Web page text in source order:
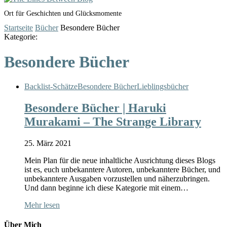
Ort für Geschichten und Glücksmomente
Startseite Bücher Besondere Bücher
Kategorie:
Besondere Bücher
Backlist-SchätzeBesondere BücherLieblingsbücher
Besondere Bücher | Haruki
Murakami – The Strange Library
25. März 2021
Mein Plan für die neue inhaltliche Ausrichtung dieses Blogs
ist es, euch unbekanntere Autoren, unbekanntere Bücher, und
unbekanntere Ausgaben vorzustellen und näherzubringen.
Und dann beginne ich diese Kategorie mit einem…
Mehr lesen
Über Mich